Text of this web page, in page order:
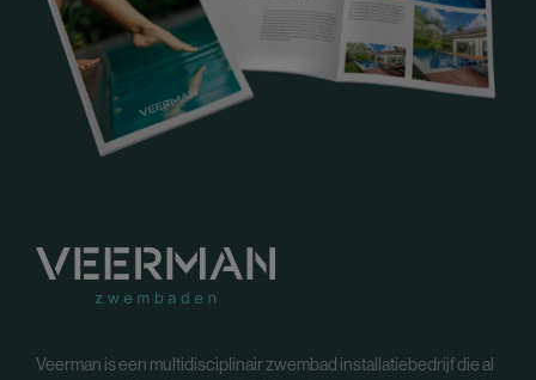
Veerman is een multidisciplinair zwembad installatiebedrijf die al